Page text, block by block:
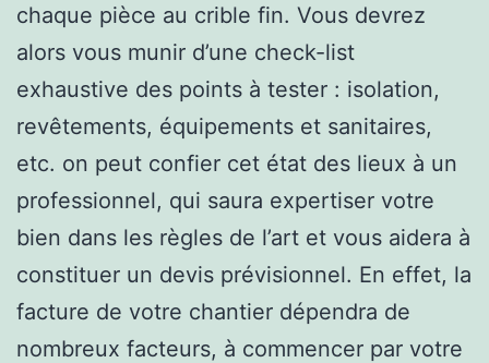
chaque pièce au crible fin. Vous devrez
alors vous munir d’une check-list
exhaustive des points à tester : isolation,
revêtements, équipements et sanitaires,
etc. on peut confier cet état des lieux à un
professionnel, qui saura expertiser votre
bien dans les règles de l’art et vous aidera à
constituer un devis prévisionnel. En effet, la
facture de votre chantier dépendra de
nombreux facteurs, à commencer par votre